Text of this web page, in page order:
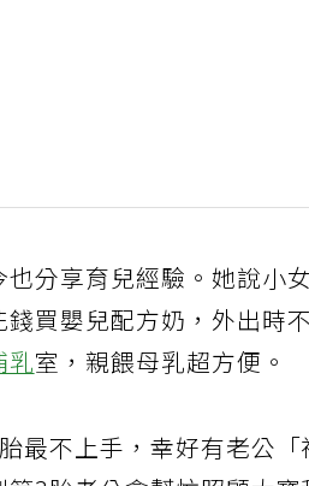
分享育兒經驗。她說小
買嬰兒配方奶，外出時
乳室，親餵母乳超方便。
最不上手，幸好有老公